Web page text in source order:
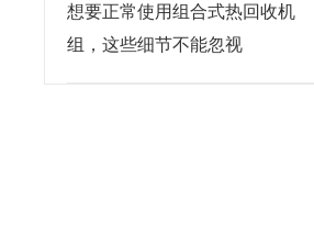
想要正常使用组合式热回收机
组，这些细节不能忽视